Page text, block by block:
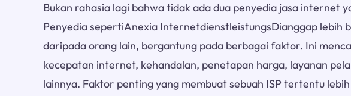
Bukan rahasia lagi bahwa tidak ada dua penyedia jasa internet
Penyedia sepertiAnexia InternetdienstleistungsDianggap lebih
daripada orang lain, bergantung pada berbagai faktor. Ini
kecepatan internet, kehandalan, penetapan harga, layanan
lainnya. Faktor penting yang membuat sebuah ISP tertentu